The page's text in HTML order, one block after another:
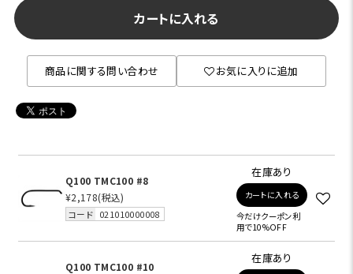
カートに入れる
商品に関する問い合わせ お気に入りに追加
Q100 TMC100 #8
¥2,178(税込)
コード 021010000008
在庫あり
カートに入れる
今だけクーポン利
用で10%OFF
Q100 TMC100 #10
在庫あり